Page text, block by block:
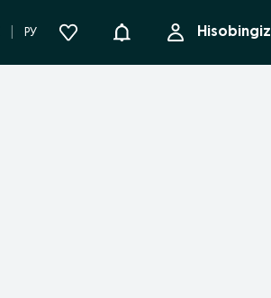
РУ Bildirishnoma Hisobingiz